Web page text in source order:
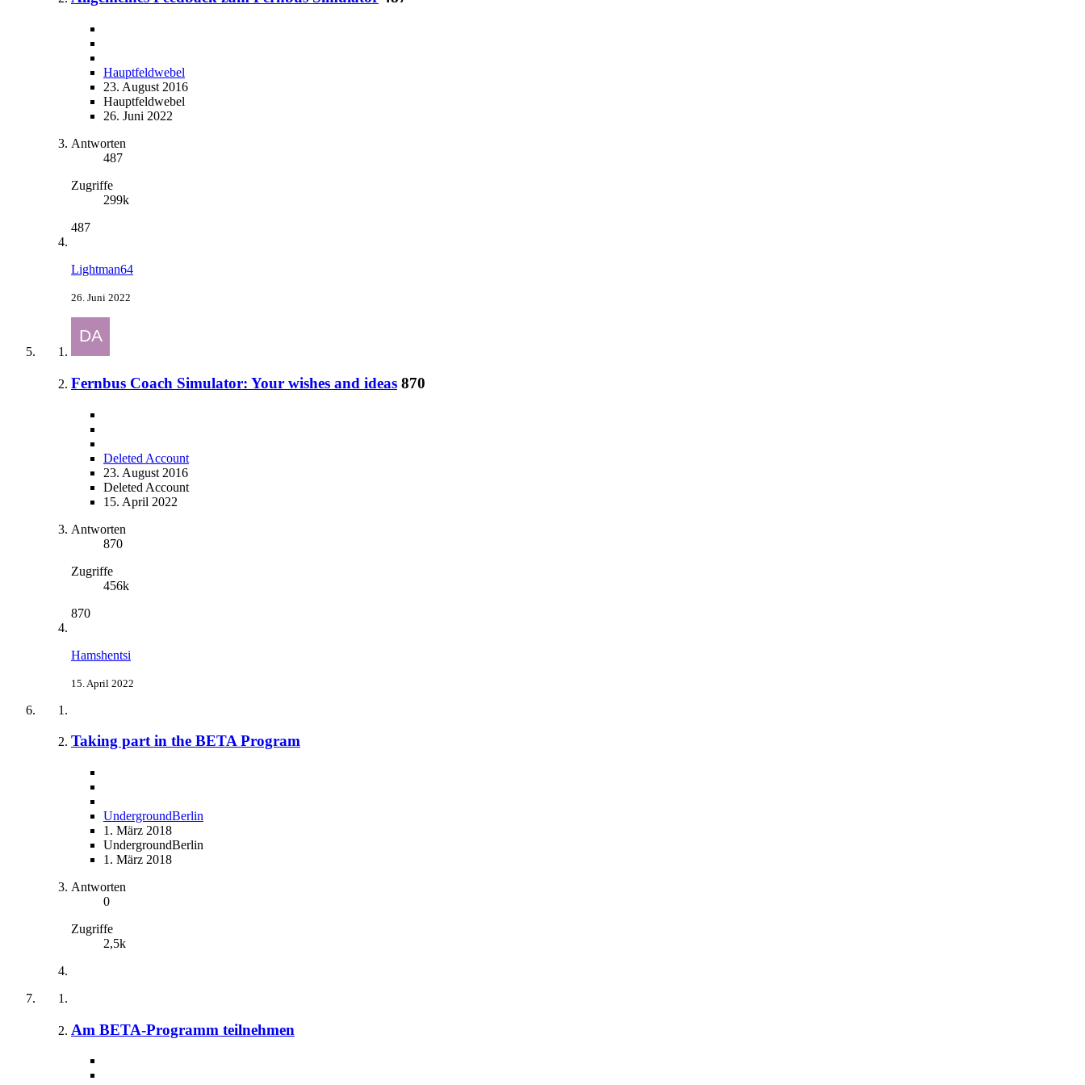
Hauptfeldwebel
23. August 2016
Hauptfeldwebel
26. Juni 2022
Antworten
487
Zugriffe
299k
487
Lightman64
26. Juni 2022
Fernbus Coach Simulator: Your wishes and ideas 870
Deleted Account
23. August 2016
Deleted Account
15. April 2022
Antworten
870
Zugriffe
456k
870
Hamshentsi
15. April 2022
Taking part in the BETA Program
UndergroundBerlin
1. März 2018
UndergroundBerlin
1. März 2018
Antworten
0
Zugriffe
2,5k
Am BETA-Programm teilnehmen